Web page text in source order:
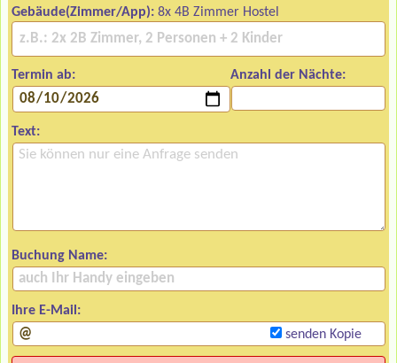
Gebäude(Zimmer/App): 8x 4B Zimmer Hostel
Termin ab: Anzahl der Nächte:
Text:
Buchung Name:
Ihre E-Mail:
senden Kopie